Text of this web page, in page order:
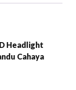
Headlight
Cahaya